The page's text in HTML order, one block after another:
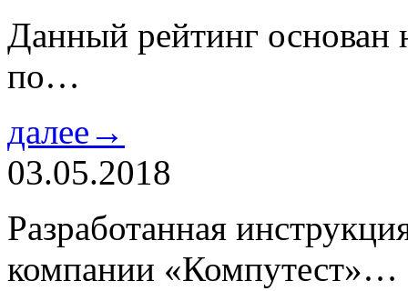
Данный рейтинг основан
по…
далее→
03.05.2018
Разработанная
компании «Компутест»…